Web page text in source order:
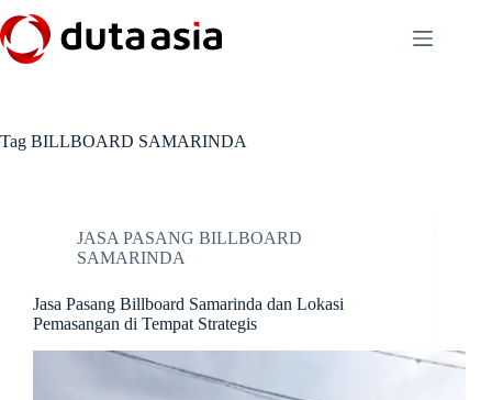
to
content
Tag BILLBOARD SAMARINDA
JASA PASANG BILLBOARD
SAMARINDA
Jasa Pasang Billboard Samarinda dan Lokasi
Pemasangan di Tempat Strategis